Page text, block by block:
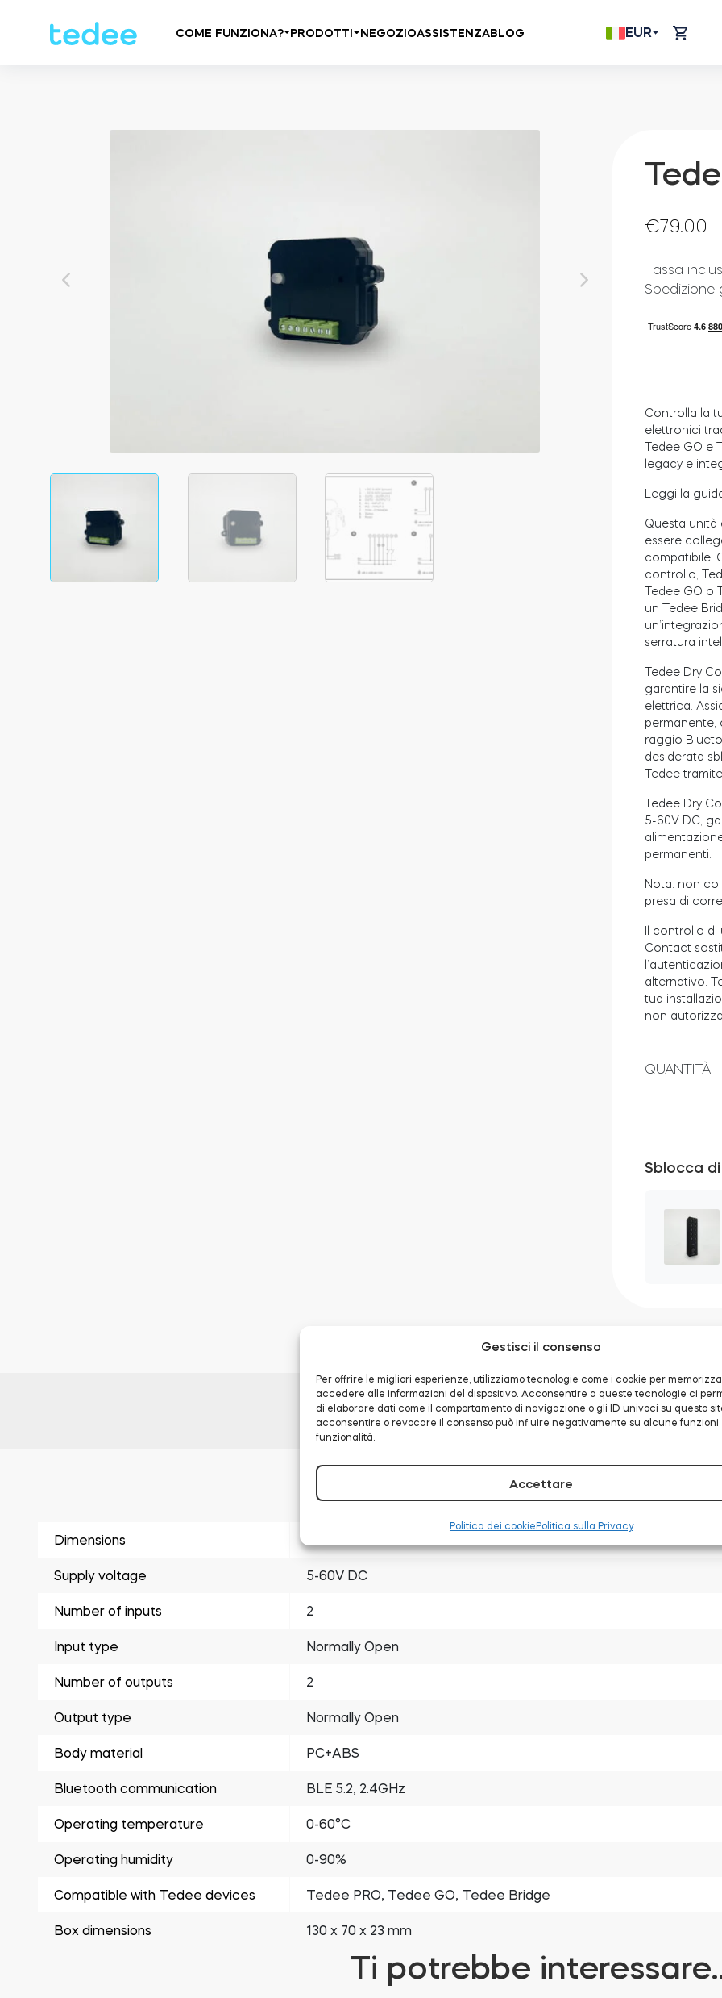
Gestisci il consenso
Per offrire le migliori esperienze, utilizziamo tecnologie come i cookie per
accedere alle informazioni del dispositivo. Acconsentire a queste tecnologie ci
di elaborare dati come il comportamento di navigazione o gli ID univoci su questo
acconsentire o revocare il consenso può influire negativamente su alcune funzioni
funzionalità.
Accettare
Politica dei cookie Politica sulla Privacy
COME FUNZIONA? PRODOTTI NEGOZIOASSISTENZABLOG EUR
€79.00
Tassa
Spedizione
Controlla la
elettronici
Tedee GO e
legacy e
Leggi la
Questa unità
essere
compatibile.
controllo,
Tedee GO
un Tedee
serratura
Tedee Dry
garantire la
elettrica.
permanente,
raggio
desiderata
Tedee
Tedee Dry
5-60V DC,
permanenti.
Nota: non
presa di
Il controllo
Contact
alternativo.
tua
non
QUANTITÀ
Sblocca
Specificazione Documentazione
Dimensions
Supply voltage 5-60V DC
Number of inputs 2
Input type Normally Open
Number of outputs 2
Output type Normally Open
Body material PC+ABS
Bluetooth communication BLE 5.2, 2.4GHz
Operating temperature 0-60°C
Operating humidity 0-90%
Compatible with Tedee devices Tedee PRO, Tedee GO, Tedee Bridge
Box dimensions 130 x 70 x 23 mm
Ti potrebbe